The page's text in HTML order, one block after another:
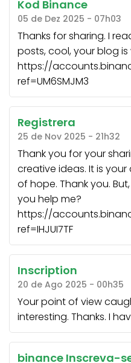
Kod Binance
05 de Dez 2025 - 07h03
Thanks for sharing. I
posts, cool, your blog
https://
ref=UM6SMJM3
Registrera
25 de Nov 2025 - 21h32
Thank you for your
creative ideas. It is
of hope. Thank you.
you help me?
https://
ref=IHJUI7TF
Inscription
20 de Ago 2025 - 00h35
Your point of view
interesting. Thanks. I
binance Inscreva-